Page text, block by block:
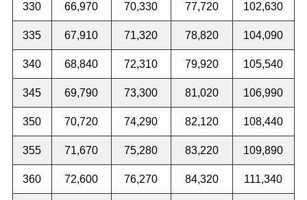
330 66,970 70,330 77,720 102,630
335 67,910 71,320 78,820 104,090
340 68,840 72,310 79,920 105,540
345 69,790 73,300 81,020 106,990
350 70,720 74,290 82,120 108,440
355 71,670 75,280 83,220 109,890
360 72,600 76,270 84,320 111,340